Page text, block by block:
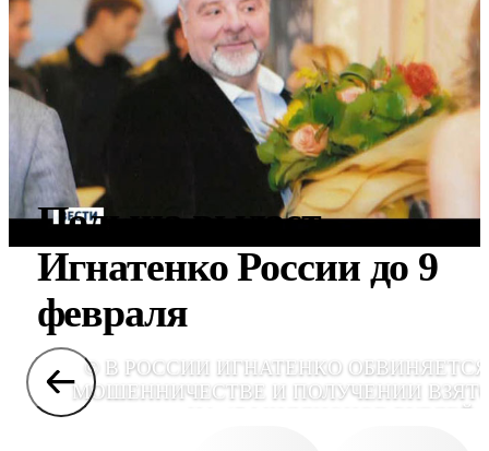
Польша выдаст
Игнатенко России до 9
февраля
© В РОССИИ ИГНАТЕНКО
МОШЕННИЧЕСТВЕ И ПОЛУЧЕНИИ
НА 47 МИЛЛИОНОВ РУБЛЕЙ